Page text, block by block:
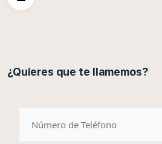
¿Quieres que te llamemos?